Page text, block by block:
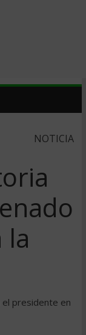
NOTICIA
la
el presidente en